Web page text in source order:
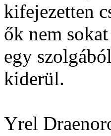
kifejezetten
ők nem
egy
kiderül.
Yrel